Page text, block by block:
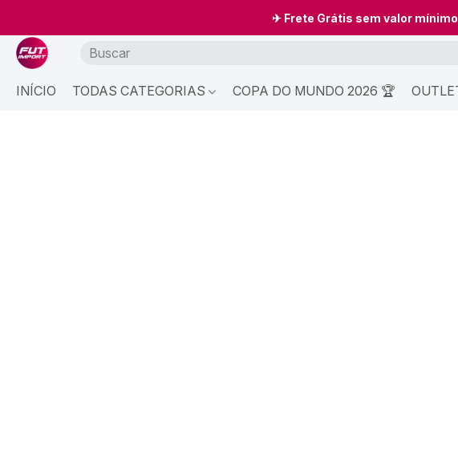
✈ Frete Grátis sem valor
INÍCIO TODAS CATEGORIAS COPA DO MUNDO 2026 🏆